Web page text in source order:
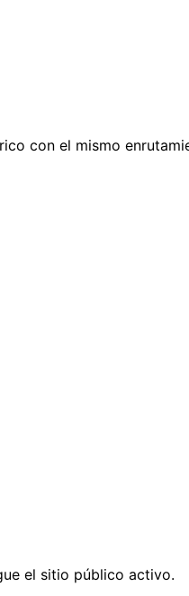
con el mismo
el sitio público activo.